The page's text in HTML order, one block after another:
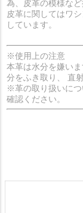
為、皮革の模様な
皮革に関してはワ
しています。
※使用上の注意
本革は水分を嫌い
分をふき取り、 直
※革の取り扱いにつ
確認ください。